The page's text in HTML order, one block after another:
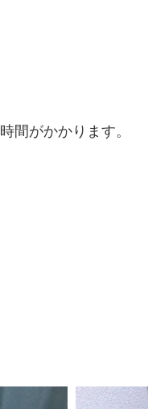
間がかかります。